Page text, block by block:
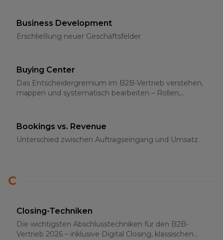
Business Development
Erschließung neuer Geschäftsfelder
Buying Center
Das Entscheidergremium im B2B-Vertrieb verstehen,
mappen und systematisch bearbeiten – Rollen,
Bookings vs. Revenue
Unterschied zwischen Auftragseingang und Umsatz
C
Closing-Techniken
Die wichtigsten Abschlusstechniken für den B2B-
Vertrieb 2026 – inklusive Digital Closing, klassischen